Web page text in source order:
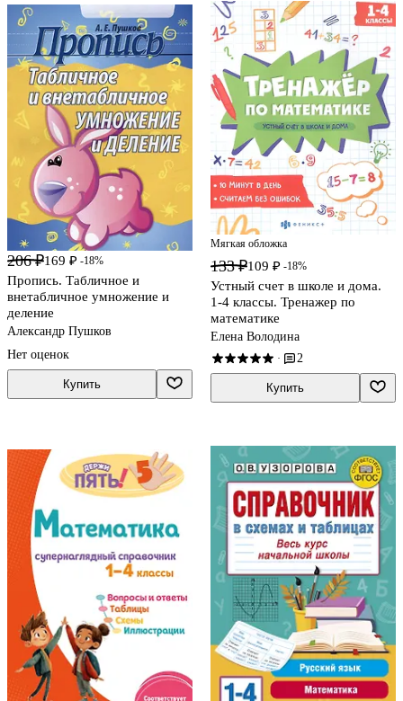
206 ₽169 ₽ -18%
Пропись. Табличное и
внетабличное умножение и
деление
Александр Пушков
Нет оценок
Купить
Мягкая обложка
133 ₽109 ₽ -18%
Устный счет в школе и дома.
1-4 классы. Тренажер по
математике
Елена Володина
· 2
Купить